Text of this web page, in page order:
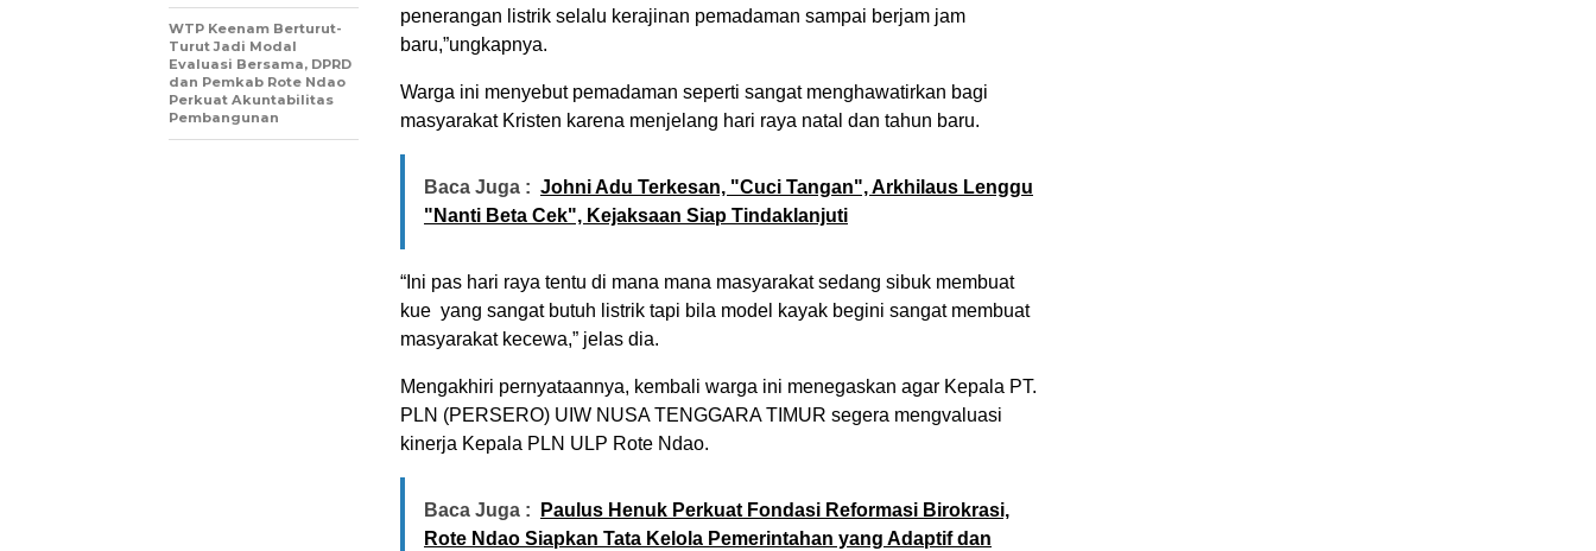
penerangan listrik selalu kerajinan pemadaman sampai berjam jam
baru,”ungkapnya.
Warga ini menyebut pemadaman seperti sangat menghawatirkan bagi
masyarakat Kristen karena menjelang hari raya natal dan tahun baru.
Baca Juga : Johni Adu Terkesan, "Cuci Tangan", Arkhilaus Lenggu
"Nanti Beta Cek", Kejaksaan Siap Tindaklanjuti
“Ini pas hari raya tentu di mana mana masyarakat sedang sibuk membuat
kue yang sangat butuh listrik tapi bila model kayak begini sangat membuat
masyarakat kecewa,” jelas dia.
Mengakhiri pernyataannya, kembali warga ini menegaskan agar Kepala PT.
PLN (PERSERO) UIW NUSA TENGGARA TIMUR segera mengvaluasi
kinerja Kepala PLN ULP Rote Ndao.
Baca Juga :
Paulus Henuk Perkuat Fondasi Reformasi Birokrasi,
Rote Ndao Siapkan Tata Kelola Pemerintahan yang Adaptif dan
WTP Keenam Berturut-
Turut Jadi Modal
Evaluasi Bersama, DPRD
dan Pemkab Rote Ndao
Perkuat Akuntabilitas
Pembangunan